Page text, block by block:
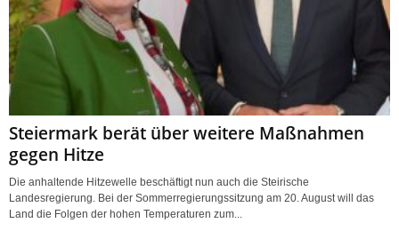
Steiermark berät über weitere Maßnahmen
gegen Hitze
Die anhaltende Hitzewelle beschäftigt nun auch die Steirische
Landesregierung. Bei der Sommerregierungssitzung am 20. August will das
Land die Folgen der hohen Temperaturen zum...